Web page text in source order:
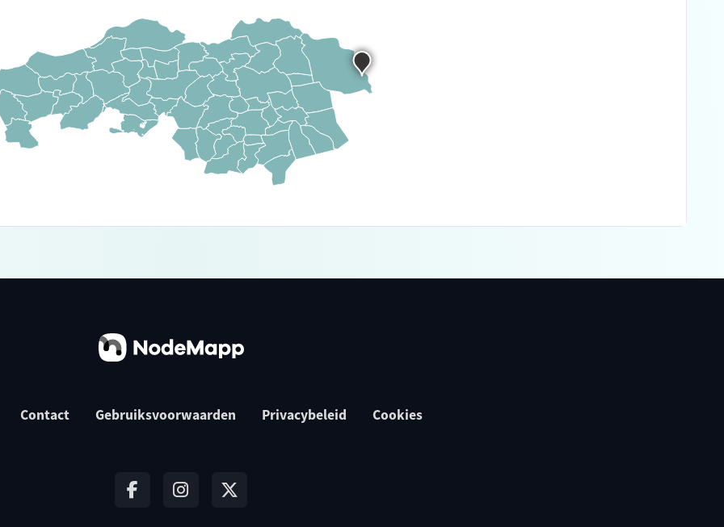
Contact Gebruiksvoorwaarden Privacybeleid Cookies